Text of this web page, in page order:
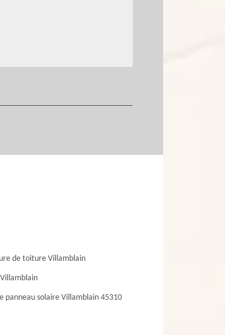
de toiture Villamblain
panneau solaire Villamblain 45310